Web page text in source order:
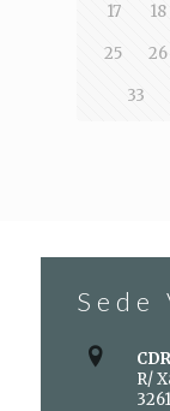
17 18
25 26
33
Sede
R/